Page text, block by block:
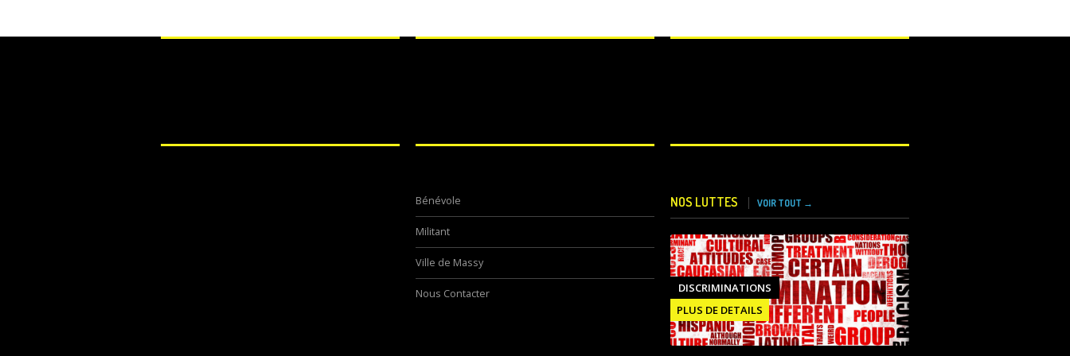
Bénévole
Militant
Ville de Massy
Nous Contacter
NOS LUTTES VOIR TOUT →
DISCRIMINATIONS
PLUS DE DETAILS